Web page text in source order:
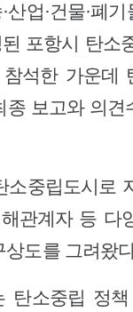
산업·건물·폐
포항시 탄소
참석한 가운데
종 보고와 의
소중립도시로
관계자 등 다
상도를 그려왔
탄소중립 정